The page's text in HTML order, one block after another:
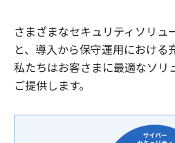
さまざまなセキュリティソリュ
と、導入から保守運用における
私たちはお客さまに最適なソリ
ご提供します。